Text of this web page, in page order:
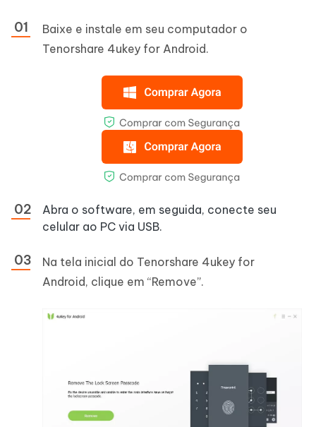
Baixe e instale em seu computador o
Tenorshare 4ukey for Android.
Abra o software, em seguida, conecte seu
celular ao PC via USB.
Na tela inicial do Tenorshare 4ukey for
Android, clique em “Remove”.